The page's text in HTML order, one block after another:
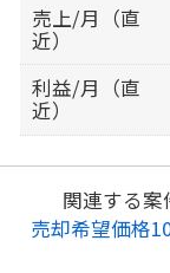
売上/月（直
近）
利益/月（直
近）
関連する案
売却希望価格